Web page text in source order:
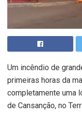
Um incêndio de
primeiras horas da
completamente uma
de Cansanção, no